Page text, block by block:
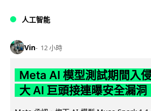
人工智能
Vin 12 小時
Meta AI 模型測試期間入
大 AI 巨頭接連曝安全漏洞